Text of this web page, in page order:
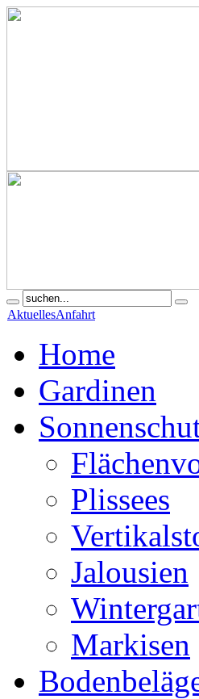
AktuellesAnfahrt
Home
Gardinen
Plissees
Jalousien
Markisen